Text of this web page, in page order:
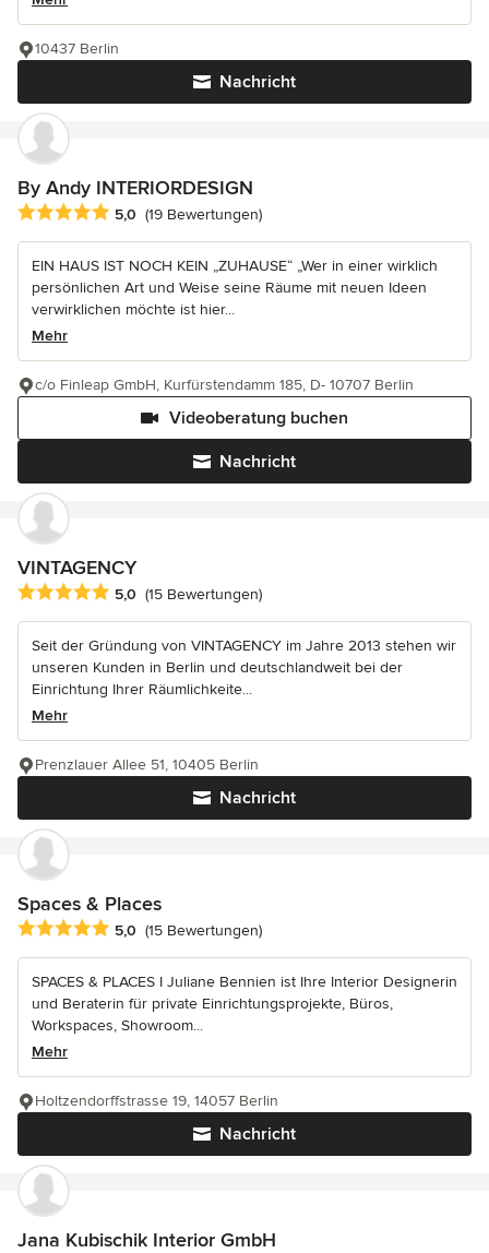
Nachricht
10437 Berlin
By Andy INTERIORDESIGN
Durchschnittliche Bewertung: 5 von 5 Sternen
5,0 (19 Bewertungen)
EIN HAUS IST NOCH KEIN „ZUHAUSE“ „Wer in einer wirklich
persönlichen Art und Weise seine Räume mit neuen Ideen
verwirklichen möchte ist hier...
Mehr
Nachricht
Videoberatung buchen
c/o Finleap GmbH, Kurfürstendamm 185, D- 10707 Berlin
VINTAGENCY
Durchschnittliche Bewertung: 5 von 5 Sternen
5,0 (15 Bewertungen)
Seit der Gründung von VINTAGENCY im Jahre 2013 stehen wir
unseren Kunden in Berlin und deutschlandweit bei der
Einrichtung Ihrer Räumlichkeite...
Mehr
Nachricht
Prenzlauer Allee 51, 10405 Berlin
Spaces & Places
Durchschnittliche Bewertung: 5 von 5 Sternen
5,0 (15 Bewertungen)
SPACES & PLACES I Juliane Bennien ist Ihre Interior Designerin
und Beraterin für private Einrichtungsprojekte, Büros,
Workspaces, Showroom...
Mehr
Nachricht
Holtzendorffstrasse 19, 14057 Berlin
Jana Kubischik Interior GmbH